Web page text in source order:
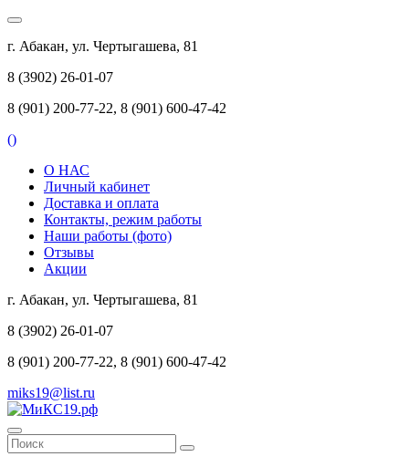
г. Абакан, ул. Чертыгашева, 81
8 (3902) 26-01-07
8 (901) 200-77-22, 8 (901) 600-47-42
()
О НАС
Личный кабинет
Доставка и оплата
Контакты, режим работы
Наши работы (фото)
Отзывы
Акции
г. Абакан, ул. Чертыгашева, 81
8 (3902) 26-01-07
8 (901) 200-77-22, 8 (901) 600-47-42
miks19@list.ru